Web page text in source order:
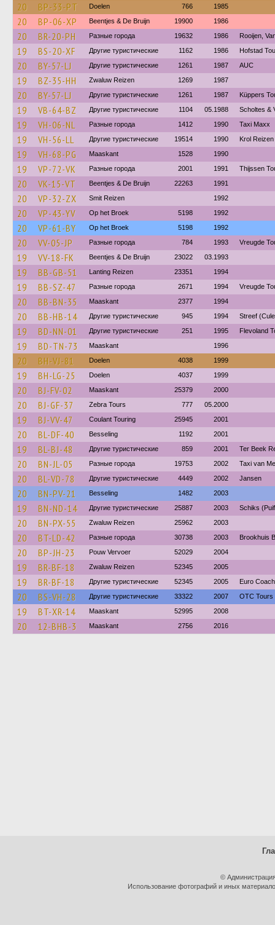
20 BP-33-PT Doelen 766 1985
20 BP-06-XP Beentjes & De Bruijn 19900 1986
20 BR-20-PH Разные города 19632 1986 Rooijen,
19 BS-20-XF Другие туристические 1162 1986 Hofstad
20 BY-57-LJ Другие туристические 1261 1987 AUC
19 BZ-35-HH Zwaluw Reizen 1269 1987
20 BY-57-LJ Другие туристические 1261 1987 Küppers
19 VB-64-BZ Другие туристические 1104 05.1988 Scholtes &
19 VH-06-NL Разные города 1412 1990 Taxi Maxx
19 VH-56-LL Другие туристические 19514 1990 Krol
19 VH-68-PG Maaskant 1528 1990
19 VP-72-VK Разные города 2001 1991 Thijssen
20 VK-15-VT Beentjes & De Bruijn 22263 1991
20 VP-32-ZX Smit Reizen 1992
20 VP-43-YV Op het Broek 5198 1992
20 VP-61-BY Op het Broek 5198 1992
20 VV-05-JP Разные города 784 1993 Vreugde
19 VV-18-FK Beentjes & De Bruijn 23022 03.1993
19 BB-GB-51 Lanting Reizen 23351 1994
19 BB-SZ-47 Разные города 2671 1994 Vreugde
20 BB-BN-35 Maaskant 2377 1994
20 BB-HB-14 Другие туристические 945 1994 Streef
19 BD-NN-01 Другие туристические 251 1995 Flevoland
19 BD-TN-73 Maaskant 1996
20 BH-VJ-81 Doelen 4038 1999
19 BH-LG-25 Doelen 4037 1999
20 BJ-FV-02 Maaskant 25379 2000
20 BJ-GF-37 Zebra Tours 777 05.2000
19 BJ-VV-47 Coulant Touring 25945 2001
20 BL-DF-40 Besseling 1192 2001
19 BL-BJ-48 Другие туристические 859 2001 Ter Beek
20 BN-JL-05 Разные города 19753 2002 Taxi van
20 BL-VD-78 Другие туристические 4449 2002 Jansen
20 BN-PV-21 Besseling 1482 2003
19 BN-ND-14 Другие туристические 25887 2003 Schiks
20 BN-PX-55 Zwaluw Reizen 25962 2003
20 BT-LD-42 Разные города 30738 2003 Brookhuis
20 BP-JH-23 Pouw Vervoer 52029 2004
19 BR-BF-18 Zwaluw Reizen 52345 2005
19 BR-BF-18 Другие туристические 52345 2005 Euro
20 BS-VH-28 Другие туристические 33322 2007 OTC Tours
19 BT-XR-14 Maaskant 52995 2008
20 12-BHB-3 Maaskant 2756 2016
©
Использование фотографий и иных